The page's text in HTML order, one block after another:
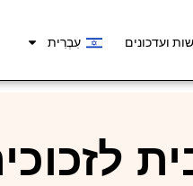
ועדכונים עִבְרִית